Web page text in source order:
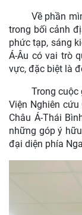
Về phần
trong bối cảnh
phức tạp, sáng
Á-Âu có vai trò
vực, đặc biệt là
Trong cuộc
Viện Nghiên
Châu Á-Thái
những góp ý
đại diện phía